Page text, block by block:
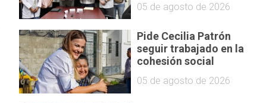
05 de agosto de 2026
Pide Cecilia Patrón
seguir trabajado en la
cohesión social
05 de agosto de 2026